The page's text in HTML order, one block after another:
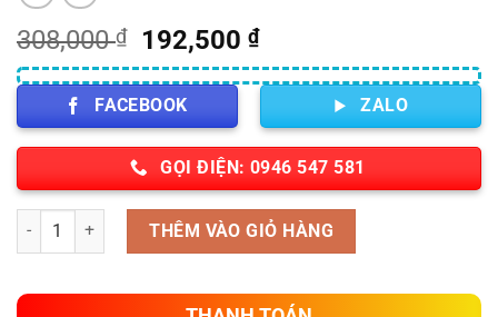
308,000₫
Giá
gốc
là:
308,000 ₫.
192,500₫Giá
hiện
tại
là:
192,500 ₫.
FACEBOOK ZALO
GỌI ĐIỆN: 0946 547 581
Số lượng THÊM VÀO GIỎ HÀNG